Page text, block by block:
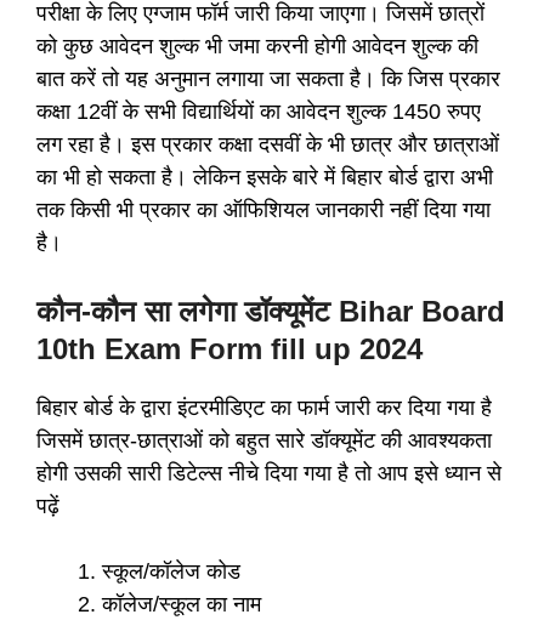
परीक्षा के लिए एग्जाम फॉर्म जारी किया जाएगा। जिसमें छात्रों
को कुछ आवेदन शुल्क भी जमा करनी होगी आवेदन शुल्क की
बात करें तो यह अनुमान लगाया जा सकता है। कि जिस प्रकार
कक्षा 12वीं के सभी विद्यार्थियों का आवेदन शुल्क 1450 रुपए
लग रहा है। इस प्रकार कक्षा दसवीं के भी छात्र और छात्राओं
का भी हो सकता है। लेकिन इसके बारे में बिहार बोर्ड द्वारा अभी
तक किसी भी प्रकार का ऑफिशियल जानकारी नहीं दिया गया
है।
कौन-कौन सा लगेगा डॉक्यूमेंट Bihar Board
10th Exam Form fill up 2024
बिहार बोर्ड के द्वारा इंटरमीडिएट का फार्म जारी कर दिया गया है
जिसमें छात्र-छात्राओं को बहुत सारे डॉक्यूमेंट की आवश्यकता
होगी उसकी सारी डिटेल्स नीचे दिया गया है तो आप इसे ध्यान से
पढ़ें
स्कूल/कॉलेज कोड
कॉलेज/स्कूल का नाम